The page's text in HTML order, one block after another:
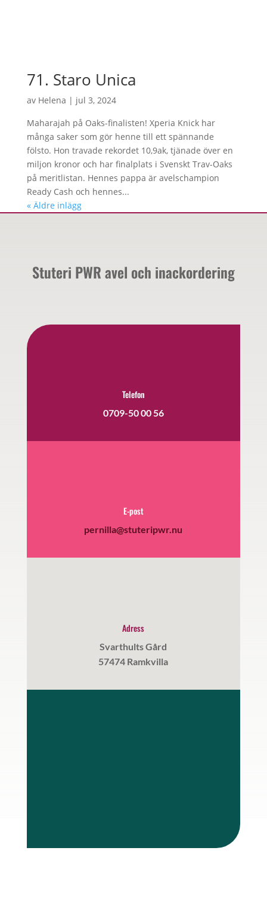
71. Staro Unica
av Helena | jul 3, 2024
Maharajah på Oaks-finalisten! Xperia Knick har
många saker som gör henne till ett spännande
fölsto. Hon travade rekordet 10,9ak, tjänade över en
miljon kronor och har finalplats i Svenskt Trav-Oaks
på meritlistan. Hennes pappa är avelschampion
Ready Cash och hennes...
« Äldre inlägg
Stuteri PWR avel och inackordering
Telefon
0709-50 00 56
E-post
pernilla@stuteripwr.nu
Adress
Svarthults Gård
57474 Ramkvilla